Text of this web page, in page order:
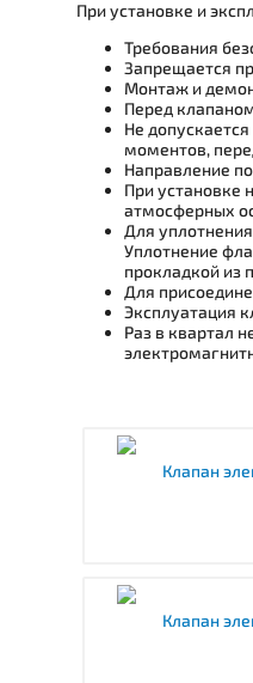
При установке и
Требования
Запрещается
Монтаж и
Перед
Не
моментов,
Направление
При установке
атмосферных
Для
Уплотнение
прокладкой из
Для
Эксплуатация
Раз в квартал
Клапан
Клапан